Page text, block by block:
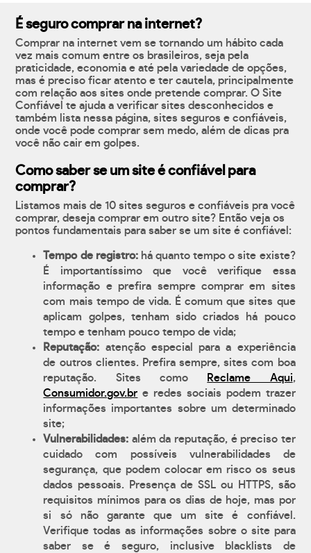
É seguro comprar na internet?
Comprar na internet vem se tornando um hábito cada
vez mais comum entre os brasileiros, seja pela
praticidade, economia e até pela variedade de opções,
mas é preciso ficar atento e ter cautela, principalmente
com relação aos sites onde pretende comprar. O Site
Confiável te ajuda a verificar sites desconhecidos e
também lista nessa página, sites seguros e confiáveis,
onde você pode comprar sem medo, além de dicas pra
você não cair em golpes.
Como saber se um site é confiável para
comprar?
Listamos mais de 10 sites seguros e confiáveis pra você
comprar, deseja comprar em outro site? Então veja os
pontos fundamentais para saber se um site é confiável:
Tempo de registro:há quanto tempo o site existe?
É importantíssimo que você verifique essa
informação e prefira sempre comprar em sites
com mais tempo de vida. É comum que sites que
aplicam golpes, tenham sido criados há pouco
tempo e tenham pouco tempo de vida;
Reputação: atenção especial para a experiência
de outros clientes. Prefira sempre, sites com boa
reputação. Sites como
Reclame Aqui,
Consumidor.gov.br e redes sociais podem trazer
informações importantes sobre um determinado
site;
Vulnerabilidades: além da reputação, é preciso ter
cuidado com possíveis vulnerabilidades de
segurança, que podem colocar em risco os seus
dados pessoais. Presença de SSL ou HTTPS, são
requisitos mínimos para os dias de hoje, mas por
si só não garante que um site é confiável.
Verifique todas as informações sobre o site para
saber se é seguro, inclusive blacklists de